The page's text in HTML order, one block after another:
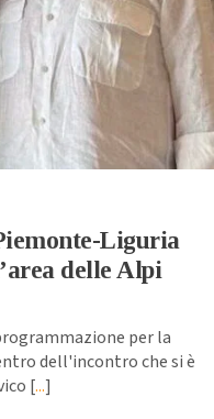
Liguria
delle Alpi
per la
dell'incontro che si è
[...]